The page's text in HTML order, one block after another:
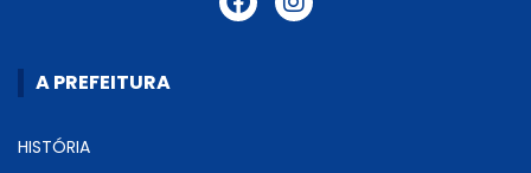
A PREFEITURA
HISTÓRIA